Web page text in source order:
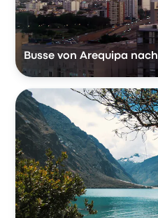
Busse von Arequipa